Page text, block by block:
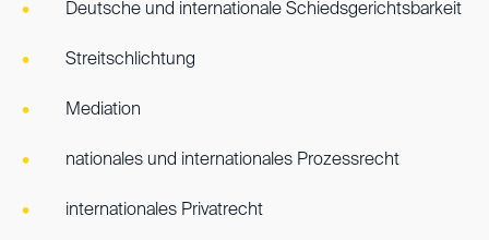
Deutsche und internationale Schiedsgerichtsbarkeit
Streitschlichtung
Mediation
nationales und internationales Prozessrecht
internationales Privatrecht